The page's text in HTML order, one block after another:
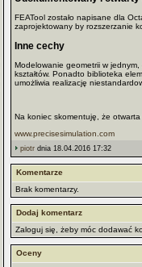
FEATool zostało napisane dla
zaprojektowany by rozszerzanie
Inne cechy
Modelowanie geometrii w
kształtów. Ponadto biblioteka
umożliwia realizację
Na koniec skomentuję, że
www.precisesimulation.com
piotr dnia 18.04.2016 17:32
Komentarze
Brak komentarzy.
Dodaj komentarz
Zaloguj się, żeby móc dodawać
Oceny